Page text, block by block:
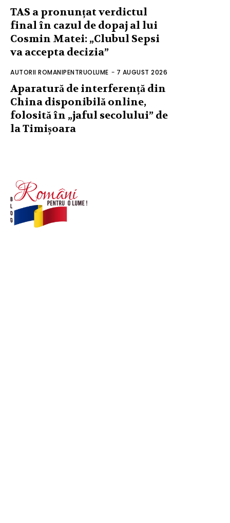
TAS a pronunțat verdictul
final în cazul de dopaj al lui
Cosmin Matei: „Clubul Sepsi
va accepta decizia”
AUTORII ROMANIPENTRUOLUME - 7 AUGUST 2026
Aparatură de interferență din
China disponibilă online,
folosită în „jaful secolului” de
la Timișoara